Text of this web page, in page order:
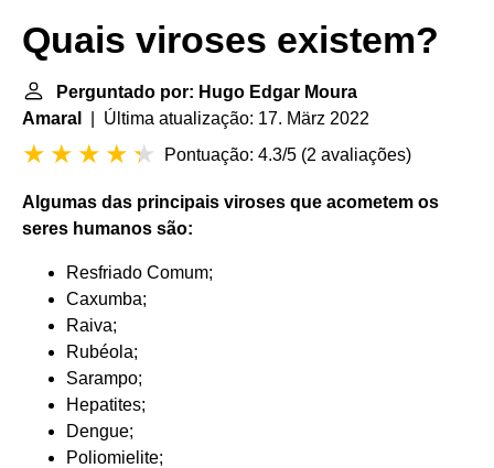
Quais viroses existem?
Perguntado por: Hugo Edgar Moura
Amaral
| Última atualização: 17. März 2022
Pontuação: 4.3/5 (2 avaliações)
Algumas das principais viroses que acometem os
seres humanos são:
Resfriado Comum;
Caxumba;
Raiva;
Rubéola;
Sarampo;
Hepatites;
Dengue;
Poliomielite;